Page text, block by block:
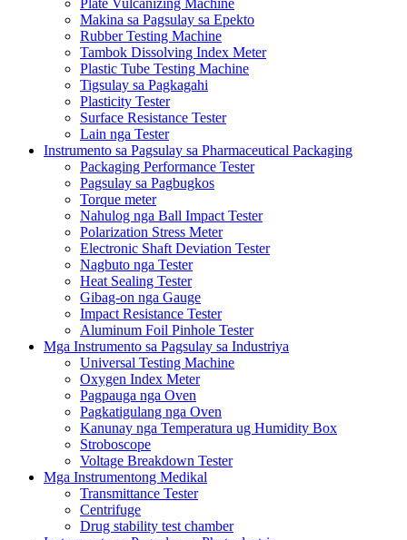
Makina sa Pagsulay sa Epekto
Rubber Testing Machine
Tambok Dissolving Index Meter
Plastic Tube Testing Machine
Tigsulay sa Pagkagahi
Plasticity Tester
Surface Resistance Tester
Lain nga Tester
Instrumento sa Pagsulay sa Pharmaceutical Packaging
Packaging Performance Tester
Pagsulay sa Pagbugkos
Torque meter
Nahulog nga Ball Impact Tester
Polarization Stress Meter
Electronic Shaft Deviation Tester
Nagbuto nga Tester
Heat Sealing Tester
Gibag-on nga Gauge
Impact Resistance Tester
Aluminum Foil Pinhole Tester
Mga Instrumento sa Pagsulay sa Industriya
Universal Testing Machine
Oxygen Index Meter
Pagpauga nga Oven
Pagkatigulang nga Oven
Kanunay nga Temperatura ug Humidity Box
Stroboscope
Voltage Breakdown Tester
Mga Instrumentong Medikal
Transmittance Tester
Centrifuge
Drug stability test chamber